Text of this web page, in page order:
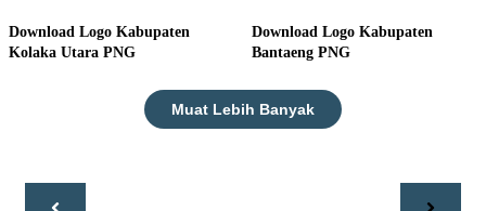
Download Logo Kabupaten
Kolaka Utara PNG
Download Logo Kabupaten
Bantaeng PNG
Muat Lebih Banyak